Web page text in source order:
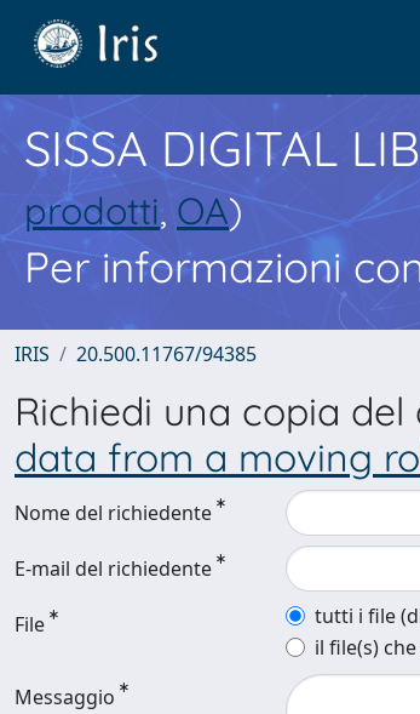
SISSA DIGITAL
prodotti, OA)
Per informazioni
IRIS 20.500.11767/94385
Richiedi una copia
data from a moving
Nome del richiedente
E-mail del richiedente
File
tutti i file
il file(s)
Messaggio